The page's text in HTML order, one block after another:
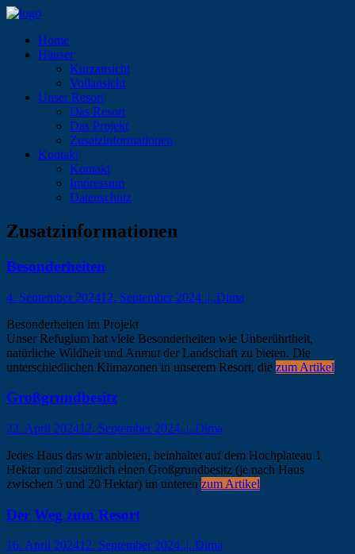
Home
Häuser
Kurzansicht
Vollansicht
Unser Resort
Das Resort
Das Projekt
Zusatzinformationen
Kontakt
Kontakt
Impressum
Datenschutz
Zusatzinformationen
Besonderheiten
4. September 202412. September 2024..|..Dima
Besonderheiten im Projekt
Unser Refugium hat viele Besonderheiten wie Unberührtheit,
natürliche Wildheit und Anmut der Landschaft zu bieten. Die
unterschiedlichen Klimazonen in unserem Resort, die zum Artikel
Großgrundbesitz
22. April 202412. September 2024..|..Dima
Jedes Haus das wir anbieten, beinhaltet auf dem Hochplateau 1
Hektar und zusätzlich einen Großgrundbesitz (je nach Haus
zwischen 5 und 20 Hektar) im unteren zum Artikel
Der Weg zum Resort
16. April 202412. September 2024..|..Dima